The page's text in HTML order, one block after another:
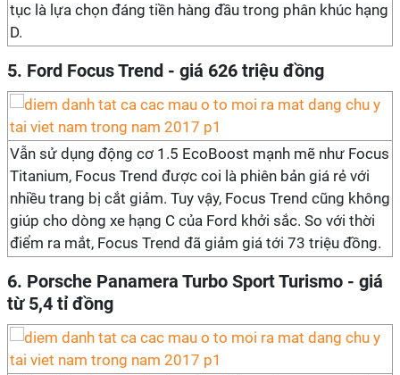
tục là lựa chọn đáng tiền hàng đầu trong phân khúc hạng
D.
5. Ford Focus Trend - giá 626 triệu đồng
Vẫn sử dụng động cơ 1.5 EcoBoost mạnh mẽ như Focus
Titanium, Focus Trend được coi là phiên bản giá rẻ với
nhiều trang bị cắt giảm. Tuy vậy, Focus Trend cũng không
giúp cho dòng xe hạng C của Ford khởi sắc. So với thời
điểm ra mắt, Focus Trend đã giảm giá tới 73 triệu đồng.
6. Porsche Panamera Turbo Sport Turismo - giá
từ 5,4 tỉ đồng